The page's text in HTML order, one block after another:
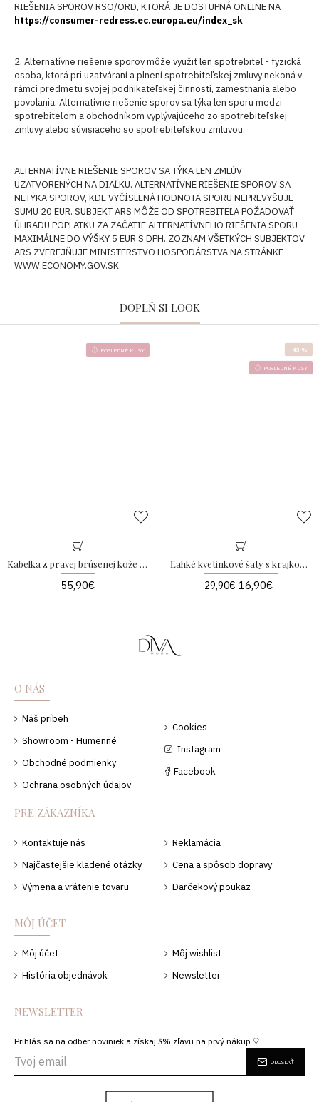
RIEŠENIA SPOROV RSO/ORD, KTORÁ JE DOSTUPNÁ ONLINE NA
https://consumer-redress.ec.europa.eu/index_sk
2. Alternatívne riešenie sporov môže využiť len spotrebiteľ - fyzická
osoba, ktorá pri uzatváraní a plnení spotrebiteľskej zmluvy nekoná v
rámci predmetu svojej podnikateľskej činnosti, zamestnania alebo
povolania. Alternatívne riešenie sporov sa týka len sporu medzi
spotrebiteľom a obchodníkom vyplývajúceho zo spotrebiteľskej
zmluvy alebo súvisiaceho so spotrebiteľskou zmluvou.
ALTERNATÍVNE RIEŠENIE SPOROV SA TÝKA LEN ZMLÚV
UZATVORENÝCH NA DIAĽKU. ALTERNATÍVNE RIEŠENIE SPOROV SA
NETÝKA SPOROV, KDE VYČÍSLENÁ HODNOTA SPORU NEPREVYŠUJE
SUMU 20 EUR. SUBJEKT ARS MÔŽE OD SPOTREBITEĽA POŽADOVAŤ
ÚHRADU POPLATKU ZA ZAČATIE ALTERNATÍVNEHO RIEŠENIA SPORU
MAXIMÁLNE DO VÝŠKY 5 EUR S DPH. ZOZNAM VŠETKÝCH SUBJEKTOV
ARS ZVEREJŇUJE MINISTERSTVO HOSPODÁRSTVA NA STRÁNKE
WWW.ECONOMY.GOV.SK.
DOPLŇ SI LOOK
POSLEDNÉ KUSY
Kabelka z pravej brúsenej kože CC camel
55,90€
POSLEDNÉ KUSY
-43 %
Ľahké kvetinkové šaty s krajkou a zvonovými rukávmi baby modré AB 230
29,90€ 16,90€
O NÁS
Náš príbeh
Showroom - Humenné
Obchodné podmienky
Ochrana osobných údajov
Cookies
Instagram
Facebook
PRE ZÁKAZNÍKA
Kontaktuje nás
Najčastejšie kladené otázky
Výmena a vrátenie tovaru
Reklamácia
Cena a spôsob dopravy
Darčekový poukaz
MÔJ ÚČET
Môj účet
História objednávok
Môj wishlist
Newsletter
NEWSLETTER
Prihlás sa na odber noviniek a získaj 𝟓% zľavu na prvý nákup ♡
ODOSLAŤ